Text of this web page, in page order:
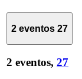
2 eventos 27
2 eventos, 27